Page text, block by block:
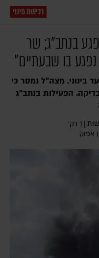
רכישת מינוי
בנתב"ג; שר
בו שבעתיים"
בינוני. מצה"ל נמסר כי
הפעילות בנתב"ג
| 1 דק׳
אפוק